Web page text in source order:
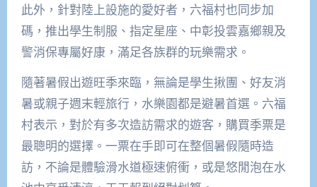
此外，針對陸上設施的愛好者，六福村也同步加
碼，推出學生制服、指定星座、中彰投雲嘉鄉親及
警消保專屬好康，滿足各族群的玩樂需求。
隨著暑假出遊旺季來臨，無論是學生揪團、好友消
暑或親子週末輕旅行，水樂園都是避暑首選。六福
村表示，對於有多次造訪需求的遊客，購買季票是
最聰明的選擇。一票在手即可在整個暑假隨時造
訪，不論是體驗滑水道極速俯衝，或是悠閒泡在水